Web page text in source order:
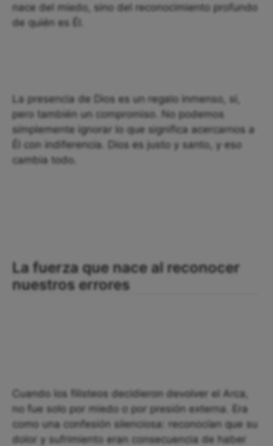
nace del miedo, sino del reconocimiento profundo
de quién es Él.
La presencia de Dios es un regalo inmenso, sí,
pero también un compromiso. No podemos
simplemente ignorar lo que significa acercarnos a
Él con indiferencia. Dios es justo y santo, y eso
cambia todo.
La fuerza que nace al reconocer
nuestros errores
Cuando los filisteos decidieron devolver el Arca,
no fue solo por miedo o por presión externa. Era
como una confesión silenciosa: reconocían que su
dolor y sufrimiento eran consecuencia de haber